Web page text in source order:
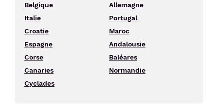
Belgique
Allemagne
Italie
Portugal
Croatie
Maroc
Espagne
Andalousie
Corse
Baléares
Canaries
Normandie
Cyclades